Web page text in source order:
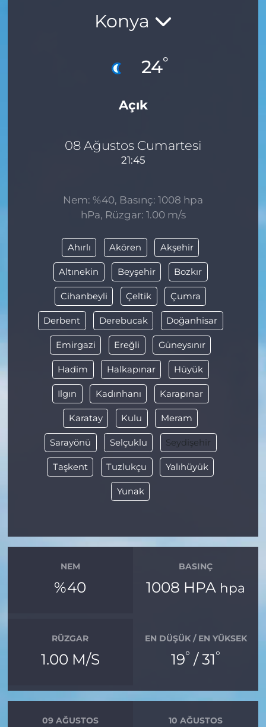
Konya
24°
Açık
08 Ağustos Cumartesi
21:45
Nem: %40, Basınç: 1008 hpa
hPa, Rüzgar: 1.00 m/s
Ahırlı Akören Akşehir
Altınekin Beyşehir Bozkır
Cihanbeyli Çeltik Çumra
Derbent Derebucak Doğanhisar
Emirgazi Ereğli Güneysınır
Hadim Halkapınar Hüyük
Ilgın Kadınhanı Karapınar
Karatay Kulu Meram
Sarayönü Selçuklu Seydişehir
Taşkent Tuzlukçu Yalıhüyük
Yunak
NEM
%40
BASINÇ
1008 HPA hpa
RÜZGAR
1.00 M/S
EN DÜŞÜK / EN YÜKSEK
19° / 31°
09 AĞUSTOS
10 AĞUSTOS
GÜNCEL